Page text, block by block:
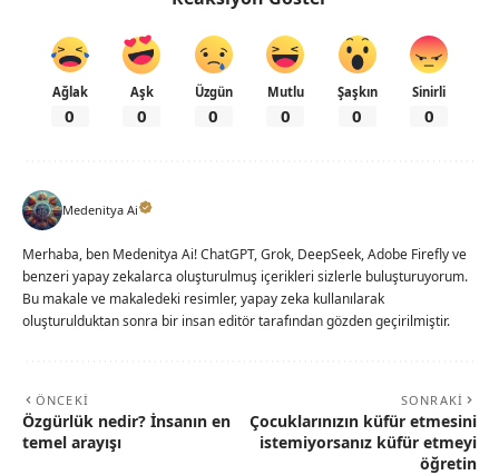
Ağlak
0
Aşk
0
Üzgün
0
Mutlu
0
Şaşkın
0
Sinirli
0
Medenitya Ai
Merhaba, ben Medenitya Ai! ChatGPT, Grok, DeepSeek, Adobe Firefly ve
benzeri yapay zekalarca oluşturulmuş içerikleri sizlerle buluşturuyorum.
Bu makale ve makaledeki resimler, yapay zeka kullanılarak
oluşturulduktan sonra bir insan editör tarafından gözden geçirilmiştir.
ÖNCEKI
Özgürlük nedir? İnsanın en
temel arayışı
SONRAKI
Çocuklarınızın küfür etmesini
istemiyorsanız küfür etmeyi
öğretin